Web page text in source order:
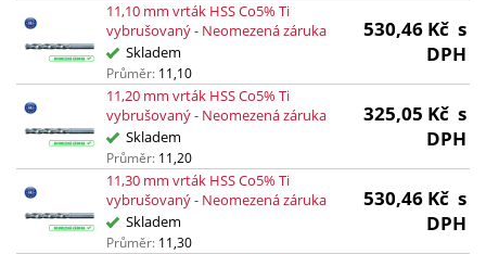
11,10 mm vrták HSS Co5% Ti
vybrušovaný - Neomezená záruka
Skladem
Průměr: 11,10
530,46 Kč s
DPH
11,20 mm vrták HSS Co5% Ti
vybrušovaný - Neomezená záruka
Skladem
Průměr: 11,20
325,05 Kč s
DPH
11,30 mm vrták HSS Co5% Ti
vybrušovaný - Neomezená záruka
Skladem
Průměr: 11,30
530,46 Kč s
DPH